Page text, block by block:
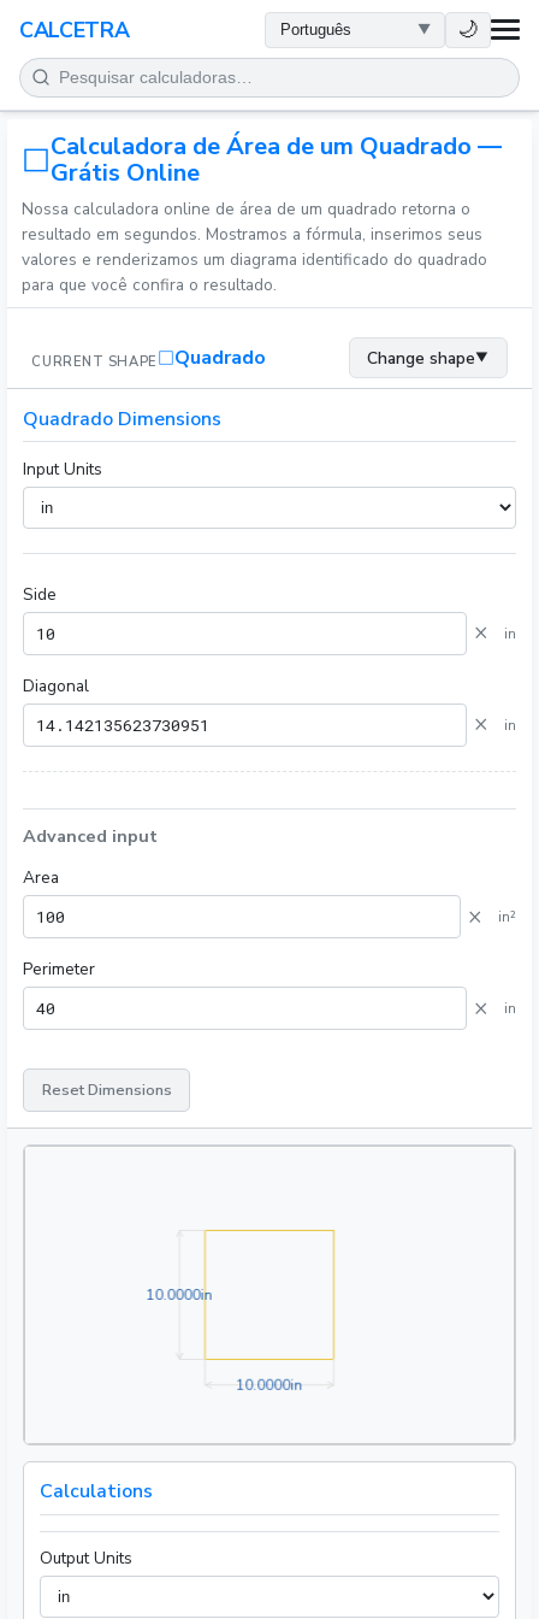
CALCETRA 🌙
MATEMÁTICA
CONVERSÕES
CIÊNCIA
COTIDIANO
OUTRAS FERRAMENTAS
Calculadora de Área de um Quadrado —
Grátis Online
Nossa calculadora online de área de um quadrado retorna o
resultado em segundos. Mostramos a fórmula, inserimos seus
valores e renderizamos um diagrama identificado do quadrado
para que você confira o resultado.
CURRENT SHAPE Quadrado Change shape▼
Quadrado Dimensions
Input Units
Side
× in
Diagonal
× in
Advanced input
Area
× in²
Perimeter
× in
Reset Dimensions
10.0000in10.0000in
10.0000in10.0000in
Calculations
Output Units